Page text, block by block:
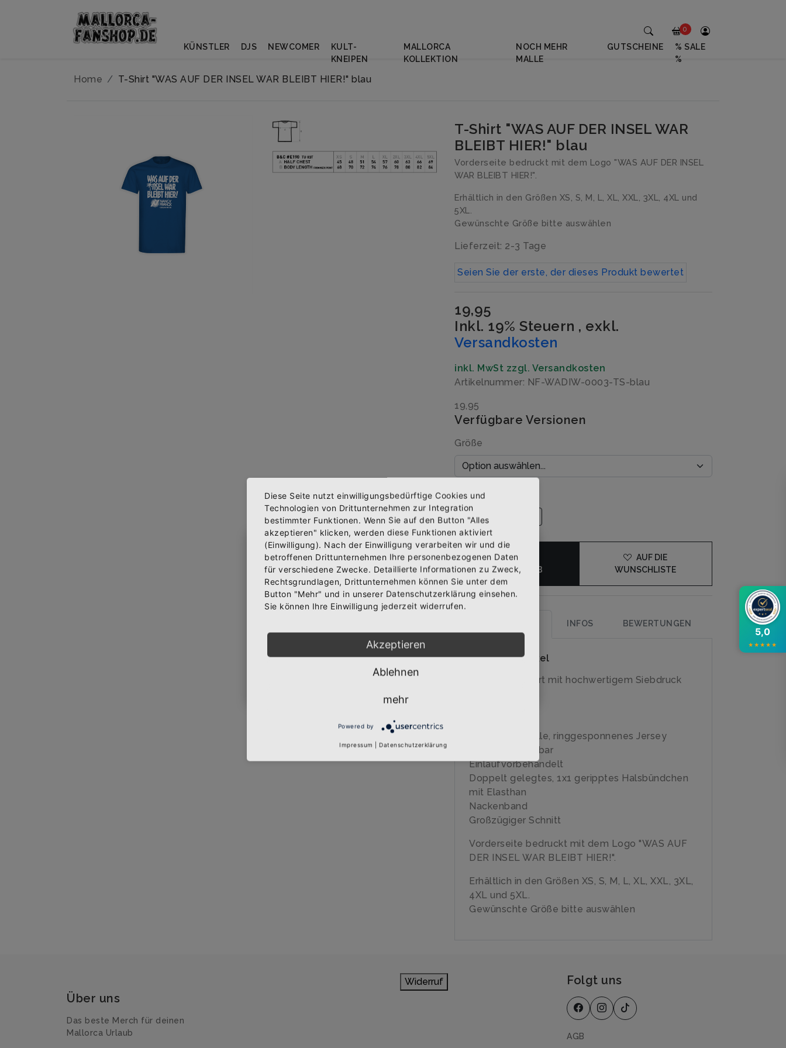
Home T-Shirt "WAS AUF DER INSEL WAR BLEIBT HIER!" blau
T-Shirt "WAS AUF DER INSEL WAR
BLEIBT HIER!" blau
Vorderseite bedruckt mit dem Logo "WAS AUF DER INSEL
WAR BLEIBT HIER!".
Erhältlich in den Größen XS, S, M, L, XL, XXL, 3XL, 4XL und
5XL.
Gewünschte Größe bitte auswählen
Lieferzeit: 2-3 Tage
Seien Sie der erste, der dieses Produkt bewertet
19,95
Inkl. 19% Steuern , exkl.
Versandkosten
inkl. MwSt zzgl. Versandkosten
Artikelnummer: NF-WADIW-0003-TS-blau
19,95
Verfügbare Versionen
Größe
Menge
IN DEN
WARENKORB
AUF DIE
WUNSCHLISTE
INFOS BEWERTUNGEN
Über den Artikel
Qualitäts-T-Shirt mit hochwertigem Siebdruck
100% Baumwolle, ringgesponnenes Jersey
40 Grad waschbar
Einlaufvorbehandelt
Doppelt gelegtes, 1x1 geripptes Halsbündchen
mit Elasthan
Nackenband
Großzügiger Schnitt
Vorderseite bedruckt mit dem Logo "WAS AUF
DER INSEL WAR BLEIBT HIER!".
Erhältlich in den Größen XS, S, M, L, XL, XXL, 3XL,
4XL und 5XL.
Gewünschte Größe bitte auswählen
Über uns
Das beste Merch für deinen
Mallorca Urlaub
Widerruf Folgt uns
AGB
Abonniere jetzt unseren Newsletter
Bekomme die aktuellsten News über neue Produkte und
zudem einen 10% Gutschein für deine nächste
Bestellung.
Abonnieren
0
KÜNSTLER DJS NEWCOMER
KULT-
KNEIPEN
MALLORCA
KOLLEKTION
NOCH MEHR
MALLE
GUTSCHEINE
% SALE
%
5,0
★★★★★
Diese Seite nutzt einwilligungsbedürftige Cookies und
Technologien von Drittunternehmen zur Integration
bestimmter Funktionen. Wenn Sie auf den Button "Alles
akzeptieren" klicken, werden diese Funktionen aktiviert
(Einwilligung). Nach der Einwilligung verarbeiten wir und die
betroffenen Drittunternehmen Ihre personenbezogenen Daten
für verschiedene Zwecke. Detaillierte Informationen zu Zweck,
Rechtsgrundlagen, Drittunternehmen können Sie unter dem
Button "Mehr" und in unserer Datenschutzerklärung einsehen.
Sie können Ihre Einwilligung jederzeit widerrufen.
Akzeptieren
Ablehnen
mehr
Powered by
Impressum Datenschutzerklärung